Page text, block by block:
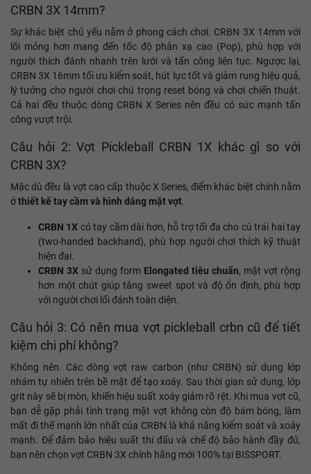
CRBN 3X 14mm?
Sự khác biệt chủ yếu nằm ở phong cách chơi. CRBN 3X 14mm với
lõi mỏng hơn mang đến tốc độ phản xạ cao (Pop), phù hợp với
người thích đánh nhanh trên lưới và tấn công liên tục. Ngược lại,
CRBN 3X 16mm tối ưu kiểm soát, hút lực tốt và giảm rung hiệu quả,
lý tưởng cho người chơi chú trọng reset bóng và chơi chiến thuật.
Cả hai đều thuộc dòng CRBN X Series nên đều có sức mạnh tấn
công vượt trội.
Câu hỏi 2: Vợt Pickleball CRBN 1X khác gì so với
CRBN 3X?
Mặc dù đều là vợt cao cấp thuộc X Series, điểm khác biệt chính nằm
ởthiết kế tay cầm và hình dáng mặt vợt.
CRBN 1X có tay cầm dài hơn, hỗ trợ tối đa cho cú trái hai tay
(two-handed backhand), phù hợp người chơi thích kỹ thuật
hiện đại.
CRBN 3X sử dụng form Elongated tiêu chuẩn, mặt vợt rộng
hơn một chút giúp tăng sweet spot và độ ổn định, phù hợp
với người chơi lối đánh toàn diện.
Câu hỏi 3: Có nên mua vợt pickleball crbn cũ để tiết
kiệm chi phí không?
Không nên. Các dòng vợt raw carbon (như CRBN) sử dụng lớp
nhám tự nhiên trên bề mặt để tạo xoáy. Sau thời gian sử dụng, lớp
grit này sẽ bị mòn, khiến hiệu suất xoáy giảm rõ rệt. Khi mua vợt cũ,
bạn dễ gặp phải tình trạng mặt vợt không còn độ bám bóng, làm
mất đi thế mạnh lớn nhất của CRBN là khả năng kiểm soát và xoáy
mạnh. Để đảm bảo hiệu suất thi đấu và chế độ bảo hành đầy đủ,
bạn nên chọn vợt CRBN 3X chính hãng mới 100% tại BISSPORT.